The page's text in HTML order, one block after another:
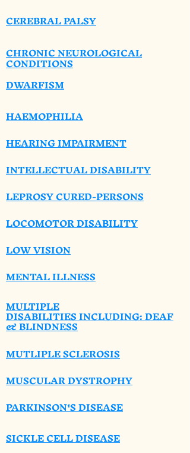
CEREBRAL PALSY
CHRONIC NEUROLOGICAL
CONDITIONS
DWARFISM
HAEMOPHILIA
HEARING IMPAIRMENT
INTELLECTUAL DISABILITY
LEPROSY CURED-PERSONS
LOCOMOTOR DISABILITY
LOW VISION
MENTAL ILLNESS
MULTIPLE
DISABILITIESINCLUDING: DEAF
& BLINDNESS
MUTLIPLE SCLEROSIS
MUSCULAR DYSTROPHY
PARKINSON'S DISEASE
SICKLE CELL DISEASE